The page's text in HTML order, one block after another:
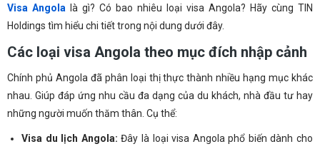
Visa Angola là gì? Có bao nhiêu loại visa Angola? Hãy cùng TIN
Holdings tìm hiểu chi tiết trong nội dung dưới đây.
Các loại visa Angola theo mục đích nhập cảnh
Chính phủ Angola đã phân loại thị thực thành nhiều hạng mục khác
nhau. Giúp đáp ứng nhu cầu đa dạng của du khách, nhà đầu tư hay
những người muốn thăm thân. Cụ thể:
Visa du lịch Angola: Đây là loại visa Angola phổ biến dành cho